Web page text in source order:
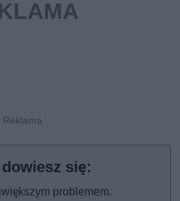
problemem.